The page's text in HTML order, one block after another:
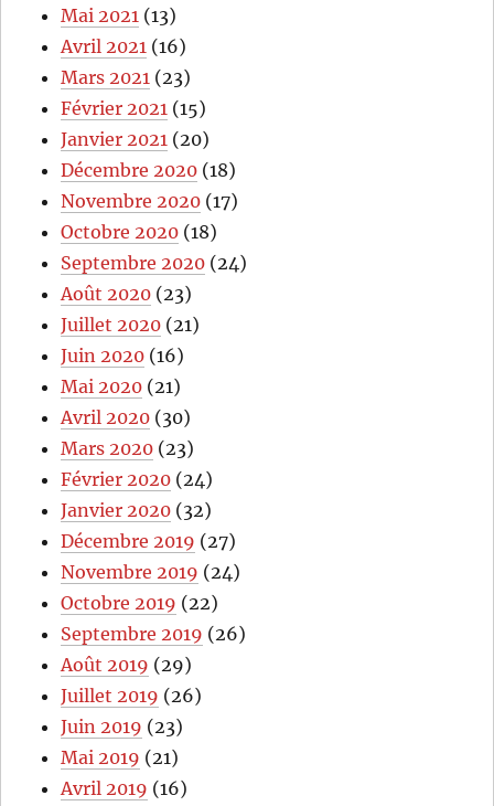
Mai 2021 (13)
Avril 2021 (16)
Mars 2021 (23)
Février 2021 (15)
Janvier 2021 (20)
Décembre 2020 (18)
Novembre 2020 (17)
Octobre 2020 (18)
Septembre 2020 (24)
Août 2020 (23)
Juillet 2020 (21)
Juin 2020 (16)
Mai 2020 (21)
Avril 2020 (30)
Mars 2020 (23)
Février 2020 (24)
Janvier 2020 (32)
Décembre 2019 (27)
Novembre 2019 (24)
Octobre 2019 (22)
Septembre 2019 (26)
Août 2019 (29)
Juillet 2019 (26)
Juin 2019 (23)
Mai 2019 (21)
Avril 2019 (16)